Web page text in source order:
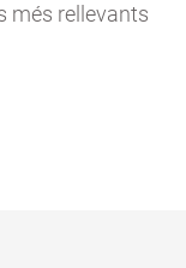
més rellevants